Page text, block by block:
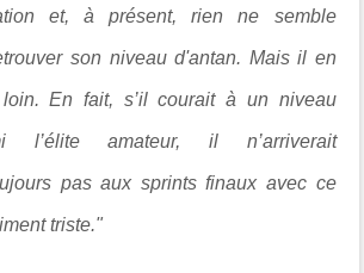
et, à présent, rien ne semble
son niveau d'antan. Mais il en
En fait, s’il courait à un niveau
l’élite amateur, il n’arriverait
pas aux sprints finaux avec ce
triste."